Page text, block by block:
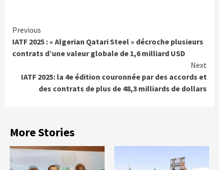
Continue
Reading
Previous
IATF 2025 : « Algerian Qatari Steel » décroche plusieurs
contrats d’une valeur globale de 1,6 milliard USD
Next
IATF 2025: la 4e édition couronnée par des accords et
des contrats de plus de 48,3 milliards de dollars
More Stories